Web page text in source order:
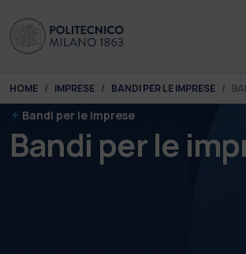
You are here:
HOME IMPRESE BANDI PER LE IMPRESE
Bandi per le imprese
Bandi per le